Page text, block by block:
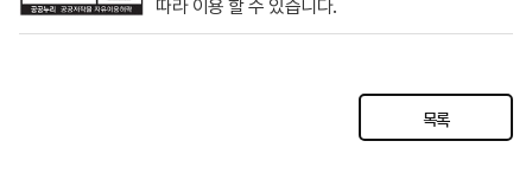
따라 이용 할 수 있습니다.
목록